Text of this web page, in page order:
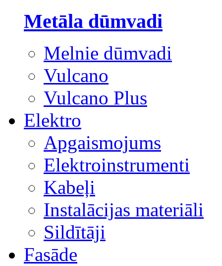
Metāla dūmvadi
Melnie dūmvadi
Vulcano
Vulcano Plus
Elektro
Apgaismojums
Elektroinstrumenti
Kabeļi
Instalācijas materiāli
Sildītāji
Fasāde